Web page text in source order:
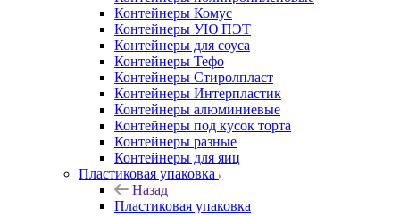
Контейнеры Комус
Контейнеры УЮ ПЭТ
Контейнеры для соуса
Контейнеры Тефо
Контейнеры Стиролпласт
Контейнеры Интерпластик
Контейнеры алюминиевые
Контейнеры под кусок торта
Контейнеры разные
Контейнеры для яиц
Пластиковая упаковка
Назад
Пластиковая упаковка